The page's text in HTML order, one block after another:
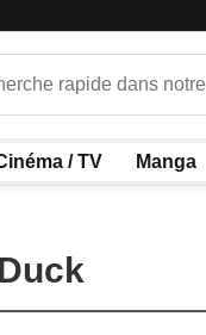
/ TV Manga